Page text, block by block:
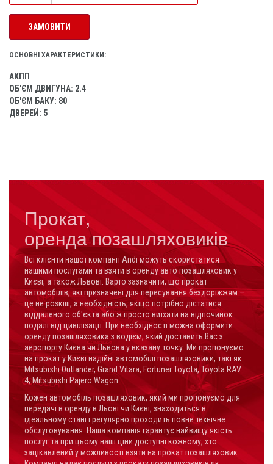
ЗАМОВИТИ
ОСНОВНІ ХАРАКТЕРИСТИКИ:
АКПП
ОБ'ЄМ ДВИГУНА: 2.4
ОБ'ЄМ БАКУ: 80
ДВЕРЕЙ: 5
Прокат,
оренда позашляховиків
Всі клієнти нашої компанії Andi можуть скористатися
нашими послугами та взяти в оренду авто позашляховик у
Києві, а також Львові. Варто зазначити, що прокат
автомобілів, які призначені для пересування бездоріжжям –
це не розкіш, а необхідність, якщо потрібно дістатися
віддаленого об'єкта або ж просто виїхати на відпочинок
подалі від цивілізації. При необхідності можна оформити
оренду позашляховика з водієм, який доставить Вас з
аеропорту Києва чи Львова у вказану точку. Ми пропонуємо
на прокат у Києві надійні автомобілі позашляховики, такі як
Mitsubishi Outlander, Grand Vitara, Fortuner Toyota, Toyota RAV
4, Mitsubishi Pajero Wagon.
Кожен автомобіль позашляховик, який ми пропонуємо для
передачі в оренду в Льові чи Києві, знаходиться в
ідеальному стані і регулярно проходить повне технічне
обслуговування. Наша компанія гарантує найвищу якість
послуг та при цьому наші ціни доступні кожному, хто
зацікавлений у можливості взяти на прокат позашляховик.